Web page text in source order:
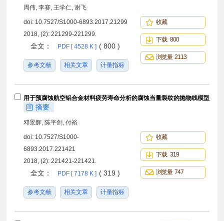
周伟, 李赛, 王学仁, 谢飞
doi: 10.7527/S1000-6893.2017.21299
2018, (2): 221299-221299.
全文： PDF [ 4528 K ] ( 800 )
参考文献 相关文章 计量指标
收藏
下载 800
浏览量 2113
用于预腐蚀航空铝合金材料疲劳寿命分析的腐蚀当量裂纹的抛物线模型
摘要
邓景辉, 陈平剑, 付裕
doi: 10.7527/S1000-
6893.2017.221421
2018, (2): 221421-221421.
全文： PDF [ 7178 K ] ( 319 )
参考文献 相关文章 计量指标
收藏
下载 319
浏览量 747